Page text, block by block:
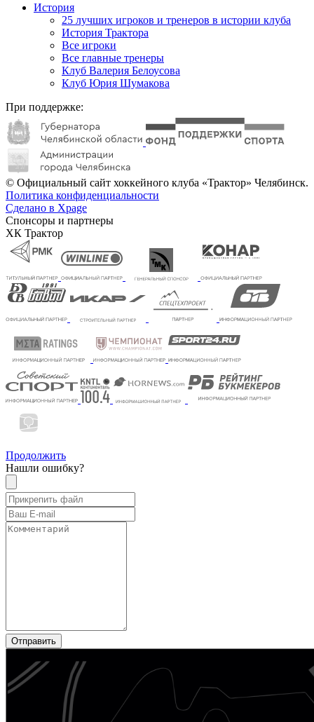
История
25 лучших игроков и тренеров в истории клуба
История Трактора
Все игроки
Все главные тренеры
Клуб Валерия Белоусова
Клуб Юрия Шумакова
При поддержке:
© Официальный сайт хоккейного клуба «Трактор» Челябинск.
Политика конфиденциальности
Сделано в Xpage
Спонсоры и партнеры
ХК Трактор
Продолжить
Нашли ошибку?